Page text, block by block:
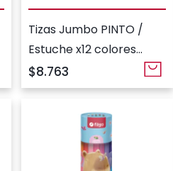
Tizas Jumbo PINTO /
Estuche x12 colores
pastel
$8.763